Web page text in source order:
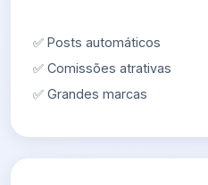
✅ Posts automáticos
✅ Comissões atrativas
✅ Grandes marcas